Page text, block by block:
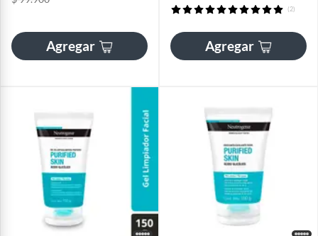
Agregar
(2)
Agregar